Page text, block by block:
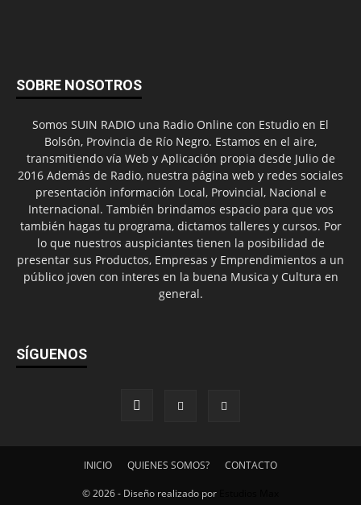
SOBRE NOSOTROS
Somos SUIN RADIO una Radio Online con Estudio en El
Bolsón, Provincia de Río Negro. Estamos en el aire,
transmitiendo vía Web y Aplicación propia desde Julio de
2016 Además de Radio, nuestra página web y redes sociales
presentación información Local, Provincial, Nacional e
Internacional. También brindamos espacio para que vos
también hagas tu programa, dictamos talleres y cursos. Por
lo que nuestros auspiciantes tienen la posibilidad de
presentar sus Productos, Empresas y Emprendimientos a un
público joven con interes en la buena Musica y Cultura en
general.
SÍGUENOS
INICIO QUIENES SOMOS? CONTACTO
© 2026 - Diseño realizado por